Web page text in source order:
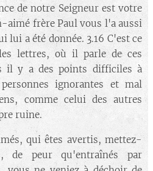
de notre Seigneur est votre
aimé frère Paul vous l'a aussi
lui a été donnée. 3.16 C'est ce
lettres, où il parle de ces
il y a des points difficiles à
ignorantes et mal
comme celui des autres
ruine.
qui êtes avertis, mettez-
de peur qu'entraînés par